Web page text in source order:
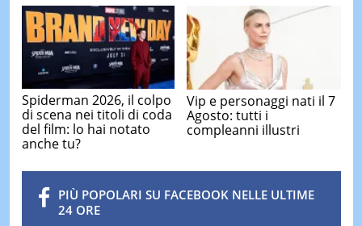
Spiderman 2026, il colpo
di scena nei titoli di coda
del film: lo hai notato
anche tu?
Vip e personaggi nati il 7
Agosto: tutti i
compleanni illustri
PIÙ POPOLARI SU FACEBOOK NELLE ULTIME
24 ORE